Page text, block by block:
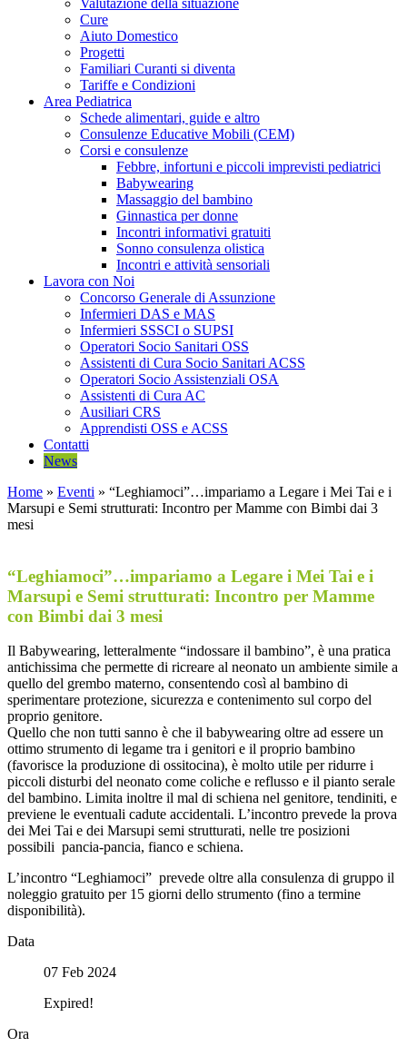
Valutazione della situazione
Cure
Aiuto Domestico
Progetti
Familiari Curanti si diventa
Tariffe e Condizioni
Area Pediatrica
Schede alimentari, guide e altro
Consulenze Educative Mobili (CEM)
Corsi e consulenze
Febbre, infortuni e piccoli imprevisti pediatrici
Babywearing
Massaggio del bambino
Ginnastica per donne
Incontri informativi gratuiti
Sonno consulenza olistica
Incontri e attività sensoriali
Lavora con Noi
Concorso Generale di Assunzione
Infermieri DAS e MAS
Infermieri SSSCI o SUPSI
Operatori Socio Sanitari OSS
Assistenti di Cura Socio Sanitari ACSS
Operatori Socio Assistenziali OSA
Assistenti di Cura AC
Ausiliari CRS
Apprendisti OSS e ACSS
Contatti
News
Home » Eventi » “Leghiamoci”…impariamo a Legare i Mei Tai e i
Marsupi e Semi strutturati: Incontro per Mamme con Bimbi dai 3
mesi
“Leghiamoci”…impariamo a Legare i Mei Tai e i
Marsupi e Semi strutturati: Incontro per Mamme
con Bimbi dai 3 mesi
Il Babywearing, letteralmente “indossare il bambino”, è una pratica
antichissima che permette di ricreare al neonato un ambiente simile a
quello del grembo materno, consentendo così al bambino di
sperimentare protezione, sicurezza e contenimento sul corpo del
proprio genitore.
Quello che non tutti sanno è che il babywearing oltre ad essere un
ottimo strumento di legame tra i genitori e il proprio bambino
(favorisce la produzione di ossitocina), è molto utile per ridurre i
piccoli disturbi del neonato come coliche e reflusso e il pianto serale
del bambino. Limita inoltre il mal di schiena nel genitore, tendiniti, e
previene le eventuali cadute accidentali. L’incontro prevede la prova
dei Mei Tai e dei Marsupi semi strutturati, nelle tre posizioni
possibili pancia-pancia, fianco e schiena.
L’incontro “Leghiamoci” prevede oltre alla consulenza di gruppo il
noleggio gratuito per 15 giorni dello strumento (fino a termine
disponibilità).
Data
07 Feb 2024
Expired!
Ora